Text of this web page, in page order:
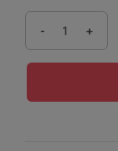
- +